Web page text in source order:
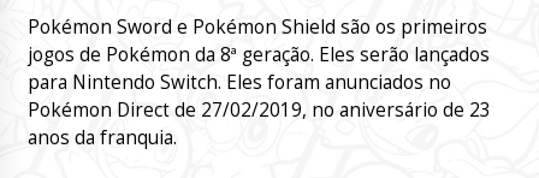
Pokémon Sword e Pokémon Shield são os primeiros
jogos de Pokémon da 8ª geração. Eles serão lançados
para Nintendo Switch. Eles foram anunciados no
Pokémon Direct de 27/02/2019, no aniversário de 23
anos da franquia.